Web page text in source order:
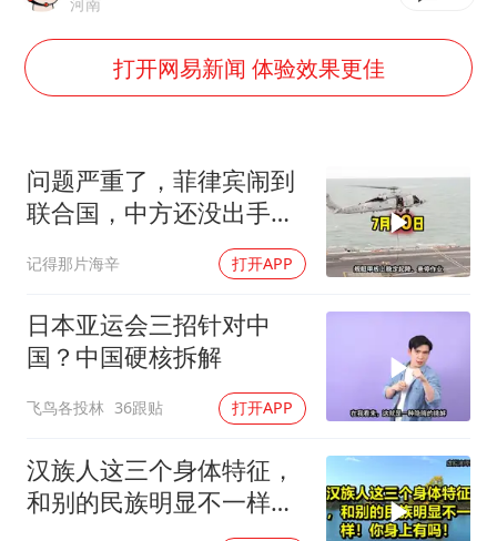
我国外贸延续良好增长态势
陈幸同晋级WTT横滨冠军赛8强
宇树科技中一签需缴款7.54万元
女儿为争财产堵门阻挠父亲出殡
今日立秋你咬秋了吗
夯实基础开新局
打开网易新闻 体验效果更佳
问题严重了，菲律宾闹到
联合国，中方还没出手，
记得那片海辛 打开APP
日本亚运会三招针对中
国？中国硬核拆解
飞鸟各投林 36跟贴 打开APP
汉族人这三个身体特征，
和别的民族明显不一样！